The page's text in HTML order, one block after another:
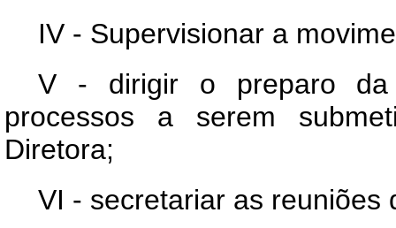
IV - Supervisionar a
V - dirigir o preparo da
processos a serem
Diretora;
VI - secretariar as reuniões